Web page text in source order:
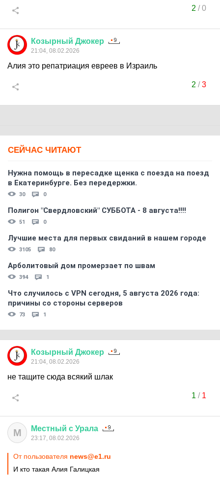
2 /0
Козырный Джокер
21:04, 08.02.2026
Алия это репатриация евреев в Израиль
2 /3
СЕЙЧАС ЧИТАЮТ
Нужна помощь в пересадке щенка с поезда на поезд
в Екатеринбурге. Без передержки.
30 0
Полигон "Свердловский" СУББОТА - 8 августа!!!!
51 0
Лучшие места для первых свиданий в нашем городе
3105 80
Арболитовый дом промерзает по швам
394 1
Что случилось с VPN сегодня, 5 августа 2026 года:
причины со стороны серверов
73 1
Козырный Джокер
21:04, 08.02.2026
не тащите сюда всякий шлак
1 / 1
М Местный с Урала
23:17, 08.02.2026
От пользователя news@e1.ru
И кто такая Алия Галицкая